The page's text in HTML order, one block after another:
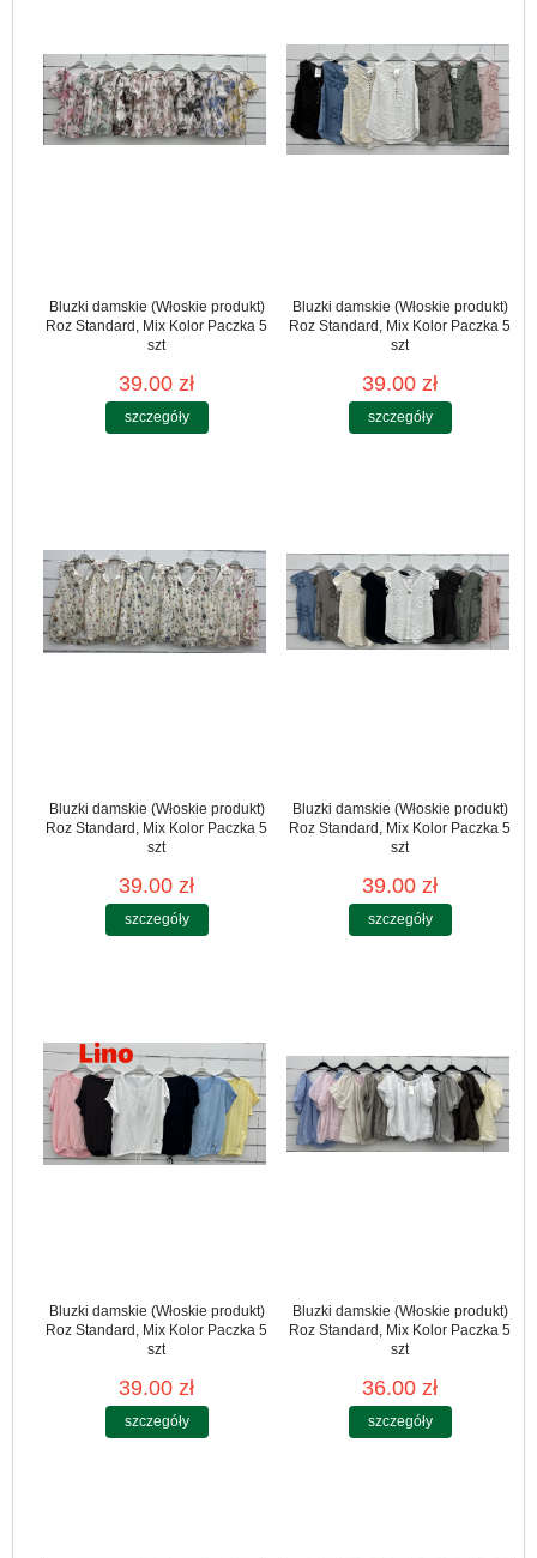
Bluzki damskie (Włoskie produkt)
Roz Standard, Mix Kolor Paczka 5
szt
39.00 zł
szczegóły
Bluzki damskie (Włoskie produkt)
Roz Standard, Mix Kolor Paczka 5
szt
39.00 zł
szczegóły
Bluzki damskie (Włoskie produkt)
Roz Standard, Mix Kolor Paczka 5
szt
39.00 zł
szczegóły
Bluzki damskie (Włoskie produkt)
Roz Standard, Mix Kolor Paczka 5
szt
39.00 zł
szczegóły
Bluzki damskie (Włoskie produkt)
Roz Standard, Mix Kolor Paczka 5
szt
39.00 zł
szczegóły
Bluzki damskie (Włoskie produkt)
Roz Standard, Mix Kolor Paczka 5
szt
36.00 zł
szczegóły